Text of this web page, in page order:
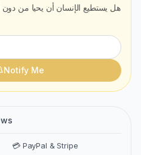
هل يستطيع الإنسان أن يحيا من دون
Notify Me
💳 PayPal & Stripe